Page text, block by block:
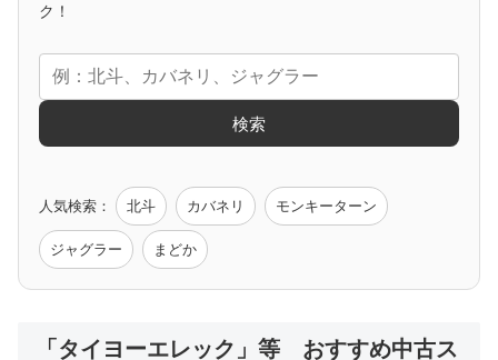
アニメタイアップ
エヴァ コードギアス 化物語 炎炎ノ消防隊
モンハン バイオ ペルソナ
ク！
検索
人気検索： 北斗 カバネリ モンキーターン
ジャグラー まどか
「タイヨーエレック」等 おすすめ中古ス